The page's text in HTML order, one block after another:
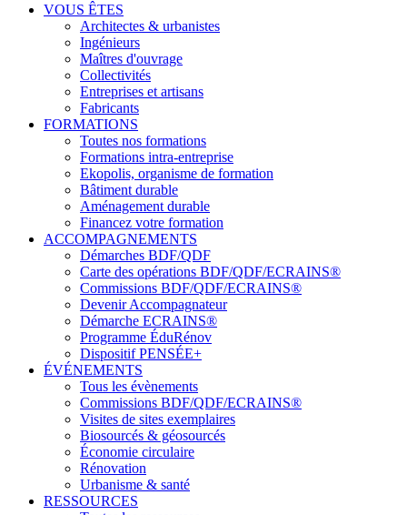
VOUS ÊTES
Architectes & urbanistes
Ingénieurs
Maîtres d'ouvrage
Collectivités
Entreprises et artisans
Fabricants
FORMATIONS
Toutes nos formations
Formations intra-entreprise
Ekopolis, organisme de formation
Bâtiment durable
Aménagement durable
Financez votre formation
ACCOMPAGNEMENTS
Démarches BDF/QDF
Carte des opérations BDF/QDF/ECRAINS®
Commissions BDF/QDF/ECRAINS®
Devenir Accompagnateur
Démarche ECRAINS®
Programme ÉduRénov
Dispositif PENSÉE+
ÉVÉNEMENTS
Tous les évènements
Commissions BDF/QDF/ECRAINS®
Visites de sites exemplaires
Biosourcés & géosourcés
Économie circulaire
Rénovation
Urbanisme & santé
RESSOURCES